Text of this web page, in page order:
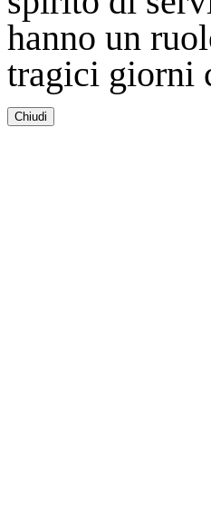
hanno un
tragici giorni
Chiudi